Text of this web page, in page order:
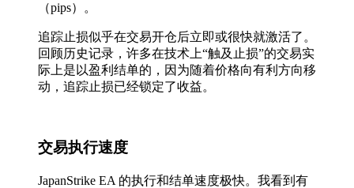
（pips）。
追踪止损似乎在交易开仓后立即或很快就激活了。
回顾历史记录，许多在技术上“触及止损”的交易实
际上是以盈利结单的，因为随着价格向有利方向移
动，追踪止损已经锁定了收益。
交易执行速度
JapanStrike EA 的执行和结单速度极快。我看到有